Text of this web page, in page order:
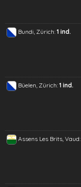
Bundi, Zürich: 1 ind.
Büelen, Zürich: 1 ind.
Assens Les Brits, Vaud: